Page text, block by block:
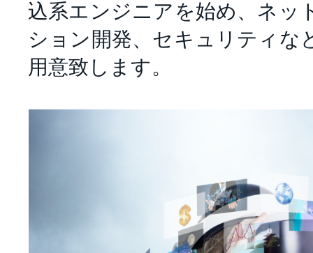
込系エンジニアを始め、ネッ
ション開発、セキュリティな
用意致します。